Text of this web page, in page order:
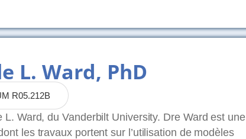
L. Ward, PhD
R05.212B
Ward, du Vanderbilt University. Dre Ward est une
les travaux portent sur l’utilisation de modèles